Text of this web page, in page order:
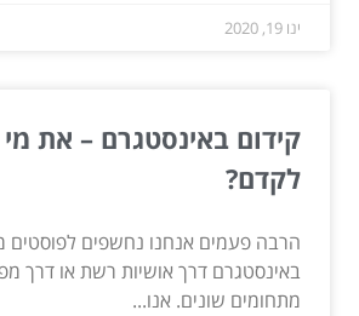
ינו 19, 2020
קידום באינסטגרם – את מי
לקדם?
הרבה פעמים אנחנו נחשפים לפוסטים
באינסטגרם דרך אושיות רשת או דרך
מתחומים שונים. אנו...